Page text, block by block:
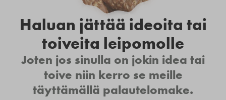
Haluan jättää ideoita tai
toiveita leipomolle
Joten jos sinulla on jokin idea tai
toive niin kerro se meille
täyttämällä palautelomake.